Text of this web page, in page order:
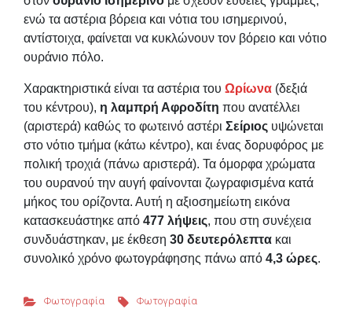
ενώ τα αστέρια βόρεια και νότια του ισημερινού,
αντίστοιχα, φαίνεται να κυκλώνουν τον βόρειο και νότιο
ουράνιο πόλο.
Χαρακτηριστικά είναι τα αστέρια του Ωρίωνα (δεξιά
του κέντρου), η λαμπρή Αφροδίτη που ανατέλλει
(αριστερά) καθώς το φωτεινό αστέρι Σείριος υψώνεται
στο νότιο τμήμα (κάτω κέντρο), και ένας δορυφόρος με
πολική τροχιά (πάνω αριστερά). Τα όμορφα χρώματα
του ουρανού την αυγή φαίνονται ζωγραφισμένα κατά
μήκος του ορίζοντα. Αυτή η αξιοσημείωτη εικόνα
κατασκευάστηκε από 477 λήψεις, που στη συνέχεια
συνδυάστηκαν, με έκθεση 30 δευτερόλεπτα και
συνολικό χρόνο φωτογράφησης πάνω από 4,3 ώρες.
Φωτογραφία Φωτογραφία